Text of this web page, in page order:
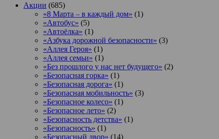
Акции (685)
«8 Марта – в каждый дом» (1)
«Автобус» (5)
«Автоёлка» (1)
«Азбука дорожной безопасности» (3)
«Аллея Героя» (1)
«Аллея семьи» (1)
«Без прошлого у нас нет будущего» (2)
«Безопасная горка» (1)
«Безопасная дорога» (1)
«Безопасная мобильность» (3)
«Безопасное колесо» (1)
«Безопасное лето» (2)
«Безопасность детства» (1)
«Безопасность» (1)
«Безопасный двор» (14)